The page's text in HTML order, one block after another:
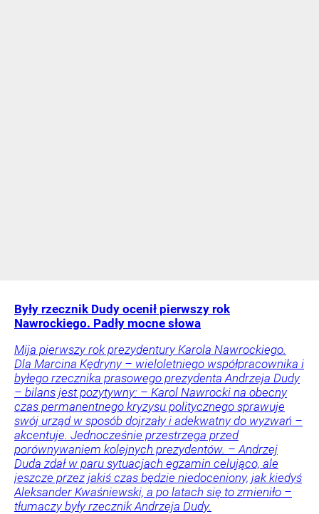
Były rzecznik Dudy ocenił pierwszy rok
Nawrockiego. Padły mocne słowa
Mija pierwszy rok prezydentury Karola Nawrockiego.
Dla Marcina Kędryny – wieloletniego współpracownika i
byłego rzecznika prasowego prezydenta Andrzeja Dudy
– bilans jest pozytywny: – Karol Nawrocki na obecny
czas permanentnego kryzysu politycznego sprawuje
swój urząd w sposób dojrzały i adekwatny do wyzwań –
akcentuje. Jednocześnie przestrzega przed
porównywaniem kolejnych prezydentów. – Andrzej
Duda zdał w paru sytuacjach egzamin celująco, ale
jeszcze przez jakiś czas będzie niedoceniony, jak kiedyś
Aleksander Kwaśniewski, a po latach się to zmieniło –
tłumaczy były rzecznik Andrzeja Dudy.